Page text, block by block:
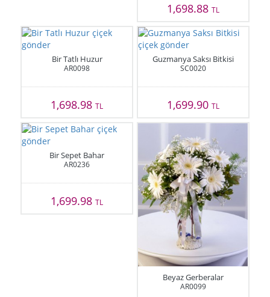
1,698.88 TL
Bir Tatlı Huzur
AR0098
1,698.98TL
Guzmanya Saksı Bitkisi
SC0020
1,699.90 TL
Bir Sepet Bahar
AR0236
1,699.98TL
Beyaz Gerberalar
AR0099